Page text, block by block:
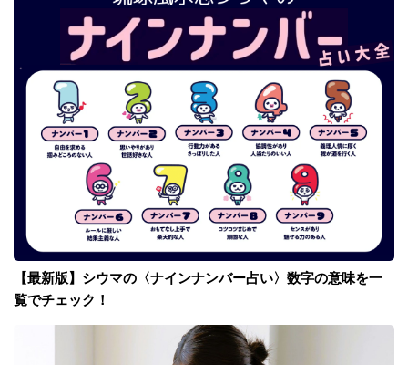
【最新版】シウマの〈ナインナンバー占い〉数字の意味を一
覧でチェック！